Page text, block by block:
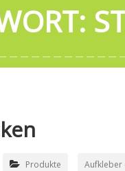
Produkte Aufkleber